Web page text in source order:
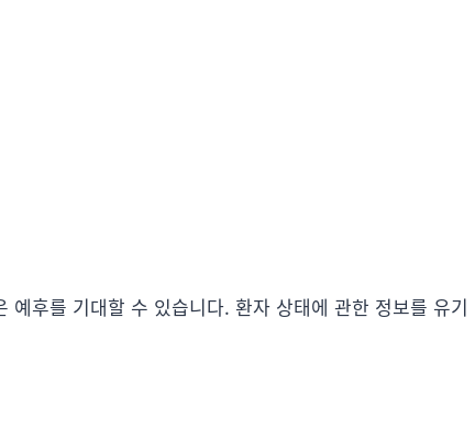
후를 기대할 수 있습니다. 환자 상태에 관한 정보를 유기